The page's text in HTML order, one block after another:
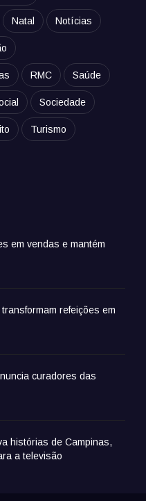
Natal Notícias
RMC Saúde
Sociedade
Turismo
em vendas e mantém
refeições em
curadores das
histórias de Campinas,
a televisão